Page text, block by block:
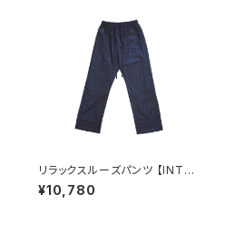
リラックスルーズパンツ 【INTER
PLAY】PURPLE×GREY(83)
¥10,780